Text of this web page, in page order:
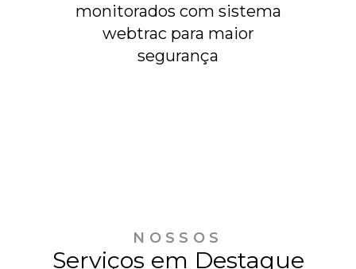
monitorados com sistema
webtrac para maior
segurança
NOSSOS
Serviços em Destaque